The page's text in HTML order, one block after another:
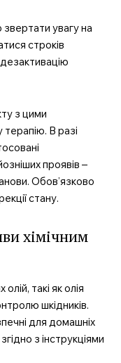
увагу на
строків
з цими
В разі
проявів –
Обов’язково
стану.
хімічним
такі як олія
шкідників.
для домашніх
з інструкціями